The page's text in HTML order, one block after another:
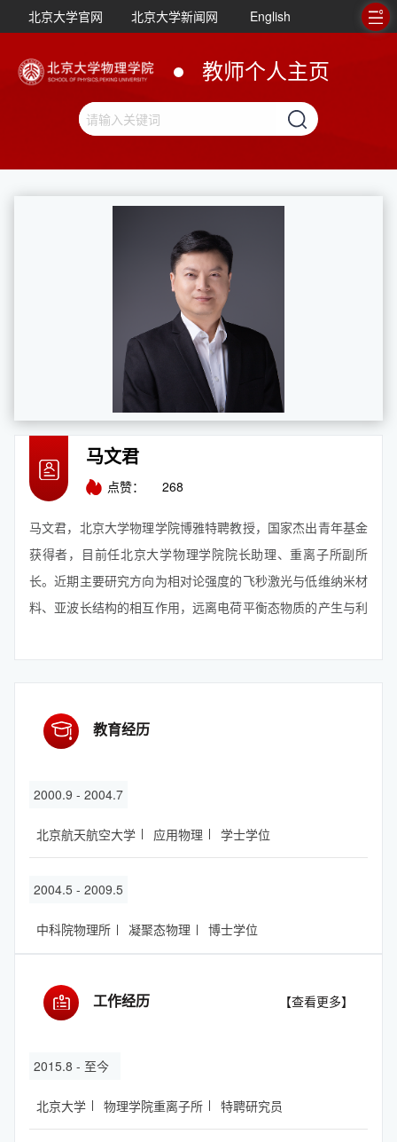
北京大学官网 北京大学新闻网 English
教师个人主页
马文君
点赞： 268
马文君，北京大学物理学院博雅特聘教授，国家杰出青年基金
获得者，目前任北京大学物理学院院长助理、重离子所副所
长。近期主要研究方向为相对论强度的飞秒激光与低维纳米材
料、亚波长结构的相互作用，远离电荷平衡态物质的产生与利
速能量记录，将激光驱动的飞秒X射线脉冲的产额提高了两个
数量级。在基础研究之外，还致力于激光加速器关键技术的攻
关、脉冲粒子束流与物质...
教育经历
2000.9 - 2004.7
北京航天航空大学 应用物理 学士学位
2004.5 - 2009.5
中科院物理所 凝聚态物理 博士学位
工作经历 【查看更多】
2015.8 - 至今
北京大学 物理学院重离子所 特聘研究员